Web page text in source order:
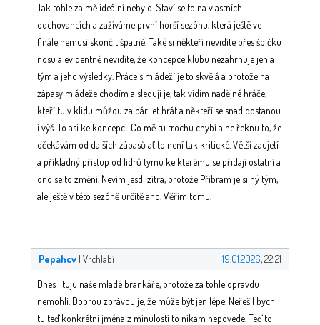
Tak tohle za mě ideální nebylo. Staví se to na vlastních
odchovancích a zažíváme první horší sezónu, která ještě ve
finále nemusí skončit špatně. Také si někteří nevidíte přes špičku
nosu a evidentně nevidíte, že koncepce klubu nezahrnuje jen a
tým a jeho výsledky. Práce s mládeží je to skvělá a protože na
zápasy mládeže chodím a sleduji je, tak vidím nadějné hráče,
kteří tu v klidu můžou za pár let hrát a někteří se snad dostanou
i výš. To asi ke koncepci. Co mě tu trochu chybí a ne řeknu to, že
očekávám od dalších zápasů ať to není tak kritické. Větší zaujetí
a příkladný přístup od lídrů týmu ke kterému se přidají ostatní a
ono se to změní. Nevím jestli zítra, protože Příbram je silný tým,
ale ještě v této sezóně určitě ano. Věřím tomu.
Pepahcv | Vrchlabí 19.01.2026, 22:21
Dnes lituju naše mladé brankáře, protože za tohle opravdu
nemohli. Dobrou zprávou je, že může být jen lépe. Neřešil bych
tu teď konkrétní jména z minulosti to nikam nepovede. Teď to